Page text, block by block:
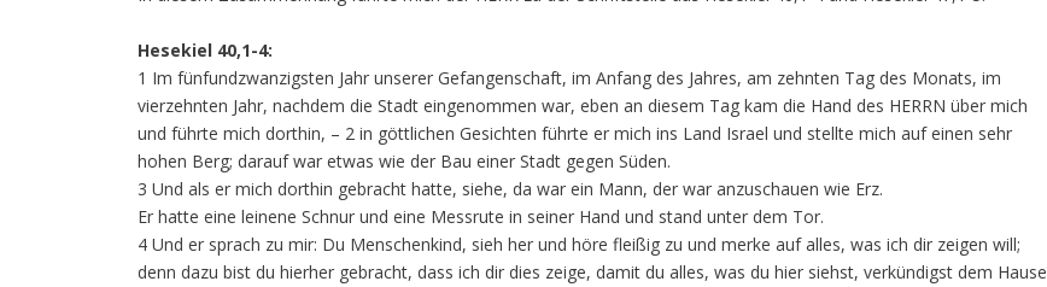
Hesekiel 40,1-4:
1 Im fünfundzwanzigsten Jahr unserer Gefangenschaft, im Anfang des Jahres, am zehnten Tag des Monats, im
vierzehnten Jahr, nachdem die Stadt eingenommen war, eben an diesem Tag kam die Hand des HERRN über mich
und führte mich dorthin, – 2 in göttlichen Gesichten führte er mich ins Land Israel und stellte mich auf einen sehr
hohen Berg; darauf war etwas wie der Bau einer Stadt gegen Süden.
3 Und als er mich dorthin gebracht hatte, siehe, da war ein Mann, der war anzuschauen wie Erz.
Er hatte eine leinene Schnur und eine Messrute in seiner Hand und stand unter dem Tor.
4 Und er sprach zu mir: Du Menschenkind, sieh her und höre fleißig zu und merke auf alles, was ich dir zeigen will;
denn dazu bist du hierher gebracht, dass ich dir dies zeige, damit du alles, was du hier siehst, verkündigst dem Hause